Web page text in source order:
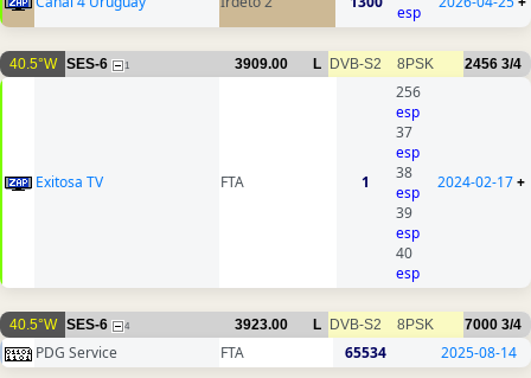
esp
40.5°W SES-6 1 3909.00 L DVB-S2 8PSK 2456 3/4
Exitosa TV FTA 1
256
esp
37
esp
38
esp
39
esp
40
esp
2024-02-17+
40.5°W SES-6 4 3923.00 L DVB-S2 8PSK 7000 3/4
PDG Service FTA 65534 2025-08-14